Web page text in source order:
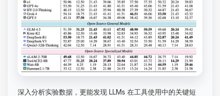
深入分析实验数据，更能发现 LLMs 在工具使用中的关键短